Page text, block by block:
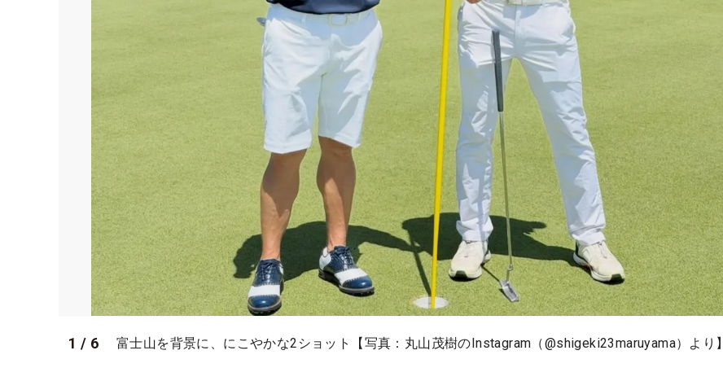
1 / 6 富士山を背景に、にこやかな2ショット【写真：丸山茂樹のInstagram（@shigeki23maruyama）より】